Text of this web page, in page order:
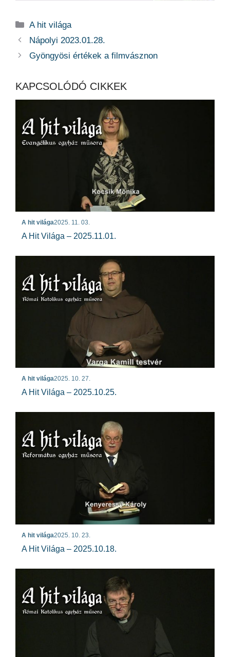
Kategória
A hit világa
Nápolyi 2023.01.28.
Gyöngyösi értékek a filmvásznon
KAPCSOLÓDÓ CIKKEK
A hit világa2025. 11. 03.
A Hit Világa – 2025.11.01.
A hit világa2025. 10. 27.
A Hit Világa – 2025.10.25.
A hit világa2025. 10. 23.
A Hit Világa – 2025.10.18.